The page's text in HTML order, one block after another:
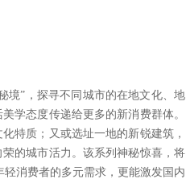
境”，探寻不同城市的在地文化、地
学态度传递给更多的新消费群体。
特质；又或选址一地的新锐建筑，
的城市活力。该系列神秘惊喜，将
轻消费者的多元需求，更能激发国内